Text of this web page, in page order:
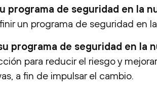
programa de seguridad en la
un programa de seguridad en
programa de seguridad en la
para reducir el riesgo y
a fin de impulsar el cambio.